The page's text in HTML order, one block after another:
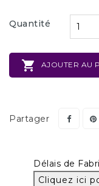
Quantité
 AJOUTER AU
Partager
Délais de
Cliquez ici